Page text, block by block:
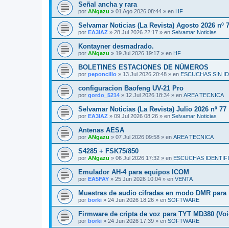
Señal ancha y rara
por ANgazu » 01 Ago 2026 08:44 » en HF
Selvamar Noticias (La Revista) Agosto 2026 nº
por EA3IAZ » 28 Jul 2026 22:17 » en Selvamar Noticias
Kontayner desmadrado.
por ANgazu » 19 Jul 2026 19:17 » en HF
BOLETINES ESTACIONES DE NÚMEROS
por peponcillo » 13 Jul 2026 20:48 » en ESCUCHAS SIN
configuracion Baofeng UV-21 Pro
por gordo_5214 » 12 Jul 2026 18:34 » en AREA TECNICA
Selvamar Noticias (La Revista) Julio 2026 nº 77
por EA3IAZ » 09 Jul 2026 08:26 » en Selvamar Noticias
Antenas AESA
por ANgazu » 07 Jul 2026 09:58 » en AREA TECNICA
S4285 + FSK75/850
por ANgazu » 06 Jul 2026 17:32 » en ESCUCHAS
Emulador AH-4 para equipos ICOM
por EA5FAY » 25 Jun 2026 10:04 » en VENTA
Muestras de audio cifradas en modo DMR para
por borki » 24 Jun 2026 18:26 » en SOFTWARE
Firmware de cripta de voz para TYT MD380
por borki » 24 Jun 2026 17:39 » en SOFTWARE